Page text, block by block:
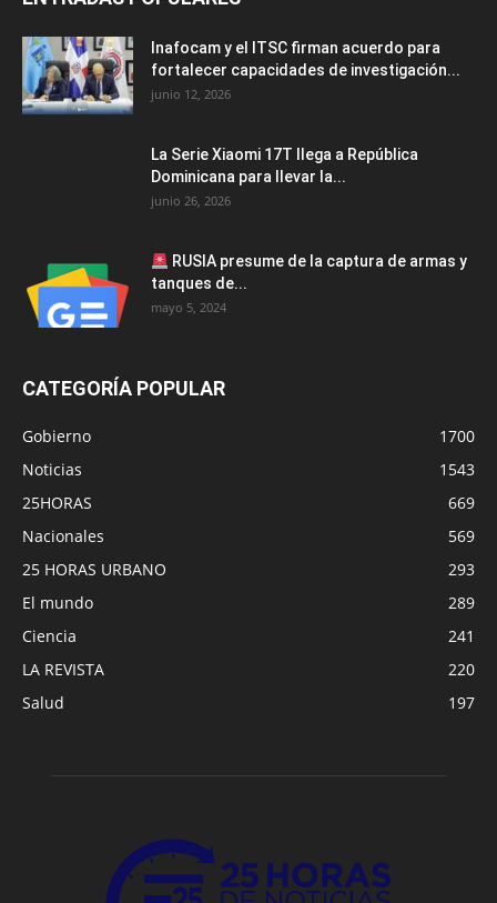
Inafocam y el ITSC firman acuerdo para
fortalecer capacidades de investigación...
junio 12, 2026
La Serie Xiaomi 17T llega a República
Dominicana para llevar la...
junio 26, 2026
RUSIA presume de la captura de armas y
tanques de...
mayo 5, 2024
CATEGORÍA POPULAR
Gobierno
1700
Noticias
1543
25HORAS
669
Nacionales
569
25 HORAS URBANO
293
El mundo
289
Ciencia
241
LA REVISTA
220
Salud
197